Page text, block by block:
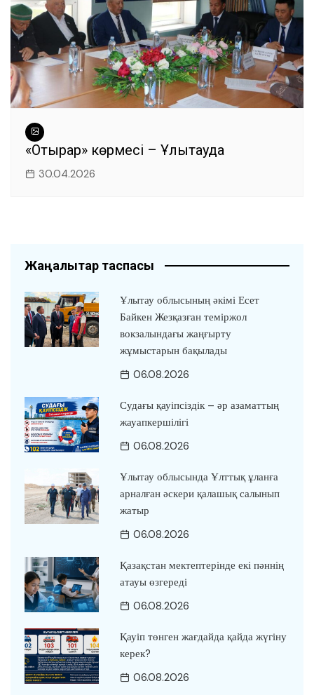
«Отырар» көрмесі – Ұлытауда
30.04.2026
Жаңалықтар таспасы
Ұлытау облысының әкімі Есет
Байкен Жезқазған теміржол
вокзалындағы жаңғырту
жұмыстарын бақылады
06.08.2026
Судағы қауіпсіздік – әр азаматтың
жауапкершілігі
06.08.2026
Ұлытау облысында Ұлттық ұланға
арналған әскери қалашық салынып
жатыр
06.08.2026
Қазақстан мектептерінде екі пәннің
атауы өзгереді
06.08.2026
Қауіп төнген жағдайда қайда жүгіну
керек?
06.08.2026